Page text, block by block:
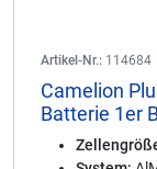
Artikel-Nr.: 114684
Camelion
Batterie 1er